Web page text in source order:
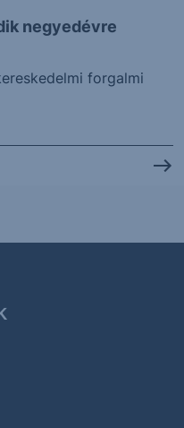
negyedévre
forgalmi